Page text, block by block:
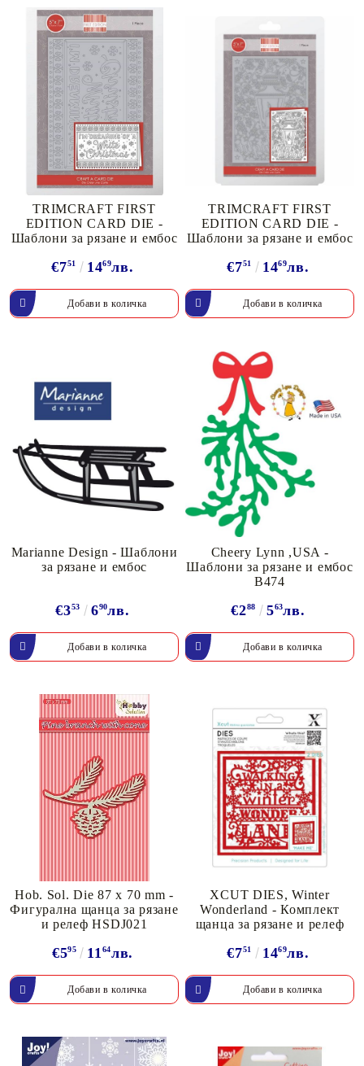
TRIMCRAFT FIRST
EDITION CARD DIE -
Шаблони за рязане и ембос
€751 1469лв.
TRIMCRAFT FIRST
EDITION CARD DIE -
Шаблони за рязане и ембос
€751 1469лв.
Marianne Design - Шаблони
за рязане и ембос
€353 690лв.
Cheery Lynn ,USA -
Шаблони за рязане и ембос
B474
€288 563лв.
Hob. Sol. Die 87 x 70 mm -
Фигурална щанца за рязане
и релеф HSDJ021
€595 1164лв.
XCUT DIES, Winter
Wonderland - Комплект
щанцa за рязане и релеф
€751 1469лв.